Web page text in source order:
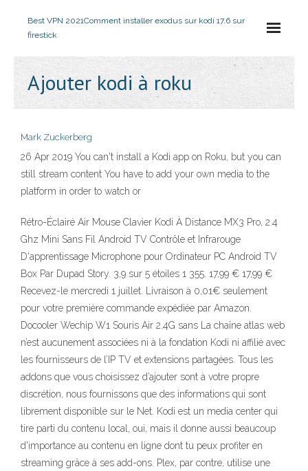
Best VPN 2021Comment installer exodus sur kodi 17.6 sur
firestick
Ajouter kodi à roku
Mark Zuckerberg
26 Apr 2019 You can't install a Kodi app on Roku, but you can
still stream content You have to add your own media to the
platform in order to watch or
Rétro-Éclairé Air Mouse Clavier Kodi À Distance MX3 Pro, 2.4
Ghz Mini Sans Fil Android TV Contrôle et Infrarouge
D'apprentissage Microphone pour Ordinateur PC Android TV
Box Par Dupad Story. 3,9 sur 5 étoiles 1 355. 17,99 € 17,99 €
Recevez-le mercredi 1 juillet. Livraison à 0,01€ seulement
pour votre première commande expédiée par Amazon.
Docooler Wechip W1 Souris Air 2.4G sans La chaîne atlas web
n’est aucunement associées ni à la fondation Kodi ni affilié avec
les fournisseurs de l’IP TV et extensions partagées. Tous les
addons que vous choisissez d’ajouter sont à votre propre
discrétion, nous fournissons que des informations qui sont
librement disponible sur le Net. Kodi est un media center qui
tire parti du contenu local, oui, mais il donne aussi beaucoup
d'importance au contenu en ligne dont tu peux profiter en
streaming grâce à ses add-ons. Plex, par contre, utilise une